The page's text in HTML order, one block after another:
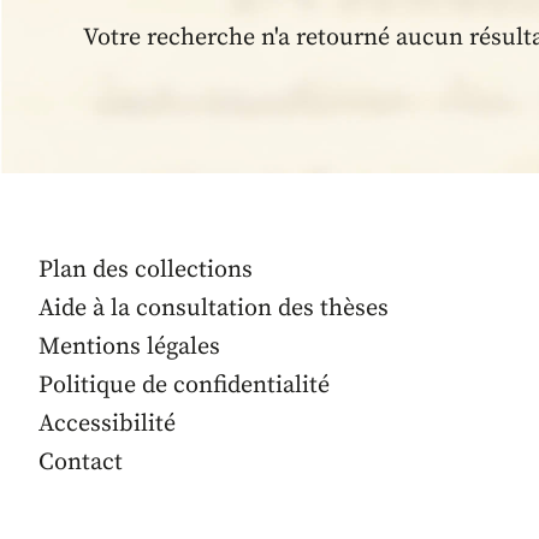
Votre recherche n'a retourné aucun
Plan des collections
Aide à la consultation des thèses
Mentions légales
Politique de confidentialité
Accessibilité
Contact